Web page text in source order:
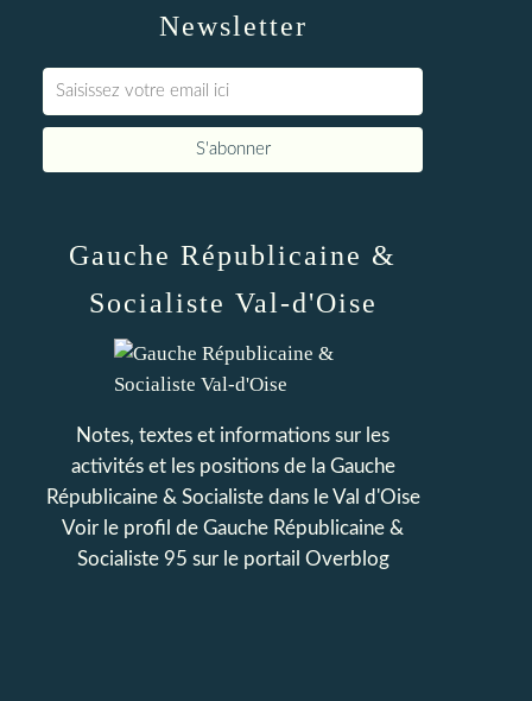
Newsletter
Gauche Républicaine &
Socialiste Val-d'Oise
Notes, textes et informations sur les
activités et les positions de la Gauche
Républicaine & Socialiste dans le Val d'Oise
Voir le profil de Gauche Républicaine &
Socialiste 95 sur le portail Overblog